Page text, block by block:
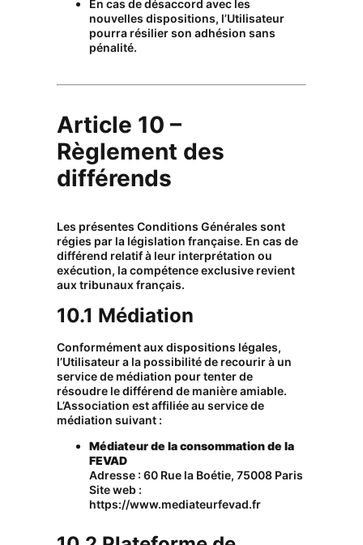
En cas de désaccord avec les
nouvelles dispositions, l’Utilisateur
pourra résilier son adhésion sans
pénalité.
Article 10 –
Règlement des
différends
Les présentes Conditions Générales sont
régies par la législation française. En cas de
différend relatif à leur interprétation ou
exécution, la compétence exclusive revient
aux tribunaux français.
10.1 Médiation
Conformément aux dispositions légales,
l’Utilisateur a la possibilité de recourir à un
service de médiation pour tenter de
résoudre le différend de manière amiable.
L’Association est affiliée au service de
médiation suivant :
Médiateur de la consommation de la
FEVAD
Adresse : 60 Rue la Boétie, 75008 Paris
Site web :
https://www.mediateurfevad.fr